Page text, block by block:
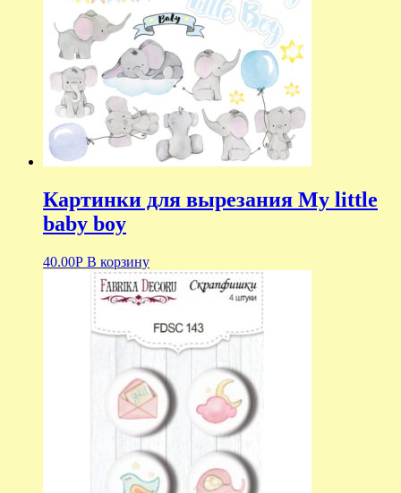
Картинки для вырезания My little
baby boy
40.00Р В корзину